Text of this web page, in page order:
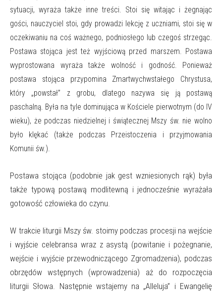
sytuacji, wyraża także inne treści. Stoi się witając i żegnając
gości, nauczyciel stoi, gdy prowadzi lekcję z uczniami, stoi się w
oczekiwaniu na coś ważnego, podniosłego lub czegoś strzegąc.
Postawa stojąca jest też wyjściową przed marszem. Postawa
wyprostowana wyraża także wolność i godność. Ponieważ
postawa stojąca przypomina Zmartwychwstałego Chrystusa,
który „powstał” z grobu, dlatego nazywa się ją postawą
paschalną. Była na tyle dominująca w Kościele pierwotnym (do IV
wieku), że podczas niedzielnej i świątecznej Mszy św. nie wolno
było klękać (także podczas Przeistoczenia i przyjmowania
Komunii św.).
Postawa stojąca (podobnie jak gest wzniesionych rąk) była
także typową postawą modlitewną i jednocześnie wyrażała
gotowość człowieka do czynu.
W trakcie liturgii Mszy św. stoimy podczas procesji na wejście
i wyjście celebransa wraz z asystą (powitanie i pożegnanie,
wejście i wyjście przewodniczącego Zgromadzenia), podczas
obrzędów wstępnych (wprowadzenia) aż do rozpoczęcia
liturgii Słowa. Następnie wstajemy na „Alleluja” i Ewangelię